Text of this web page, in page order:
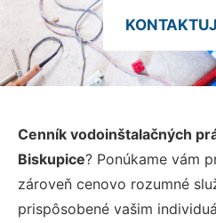
Cenník vodoinštalačných
Biskupice? Ponúkame vám
zároveň cenovo rozumné
prispôsobené vašim